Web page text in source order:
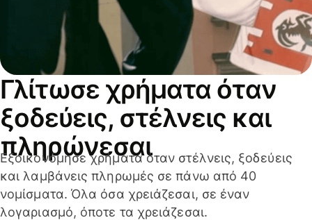
Γλίτωσε χρήματα όταν
ξοδεύεις, στέλνεις και
πληρώνεσαι
Εξοικονόμησε χρήματα όταν στέλνεις, ξοδεύεις
και λαμβάνεις πληρωμές σε πάνω από 40
νομίσματα. Όλα όσα χρειάζεσαι, σε έναν
λογαριασμό, όποτε τα χρειάζεσαι.